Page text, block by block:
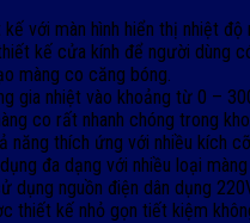
với màn hình hiển thị nhiệt
kế cửa kính để người dùng
màng co căng bóng.
gia nhiệt vào khoảng từ 0 –
co rất nhanh chóng trong
năng thích ứng với nhiều kích
đa dạng với nhiều loại màng
dụng nguồn điện dân dụng
thiết kế nhỏ gọn tiết kiệm